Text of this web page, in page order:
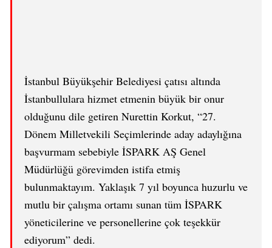
İstanbul Büyükşehir Belediyesi çatısı altında
İstanbullulara hizmet etmenin büyük bir onur
olduğunu dile getiren Nurettin Korkut, “27.
Dönem Milletvekili Seçimlerinde aday adaylığına
başvurmam sebebiyle İSPARK AŞ Genel
Müdürlüğü görevimden istifa etmiş
bulunmaktayım. Yaklaşık 7 yıl boyunca huzurlu ve
mutlu bir çalışma ortamı sunan tüm İSPARK
yöneticilerine ve personellerine çok teşekkür
ediyorum” dedi.